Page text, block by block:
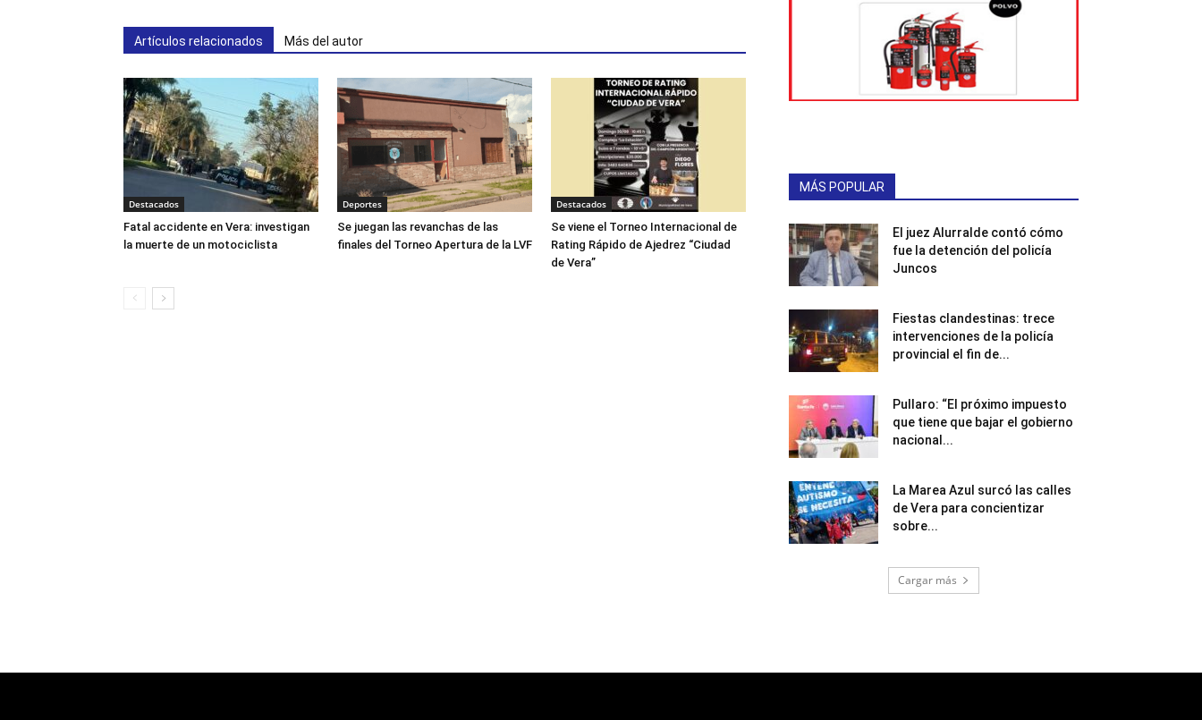
Artículos relacionados Más del autor
Destacados
Fatal accidente en Vera: investigan
la muerte de un motociclista
Deportes
Se juegan las revanchas de las
finales del Torneo Apertura de la LVF
Destacados
Se viene el Torneo Internacional de
Rating Rápido de Ajedrez “Ciudad
de Vera”
MÁS POPULAR
El juez Alurralde contó cómo
fue la detención del policía
Juncos
Fiestas clandestinas: trece
intervenciones de la policía
provincial el fin de...
Pullaro: “El próximo impuesto
que tiene que bajar el gobierno
nacional...
La Marea Azul surcó las calles
de Vera para concientizar
sobre...
Cargar más